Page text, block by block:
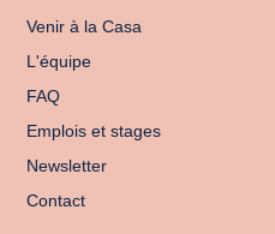
Venir à la Casa
L'équipe
FAQ
Emplois et stages
Newsletter
Contact